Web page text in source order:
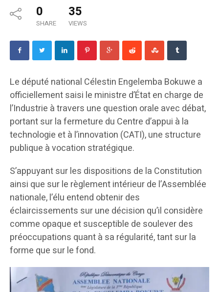
0
SHARE
35
VIEWS
Le député national Célestin Engelemba Bokuwe a
officiellement saisi le ministre d’État en charge de
l’Industrie à travers une question orale avec débat,
portant sur la fermeture du Centre d’appui à la
technologie et à l’innovation (CATI), une structure
publique à vocation stratégique.
S’appuyant sur les dispositions de la Constitution
ainsi que sur le règlement intérieur de l’Assemblée
nationale, l’élu entend obtenir des
éclaircissements sur une décision qu’il considère
comme opaque et susceptible de soulever des
préoccupations quant à sa régularité, tant sur la
forme que sur le fond.